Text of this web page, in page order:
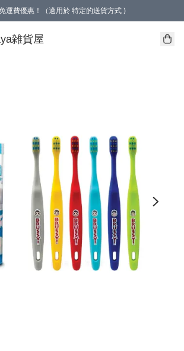
運費優惠！（適用於 特定的送貨方式 )
雑貨屋